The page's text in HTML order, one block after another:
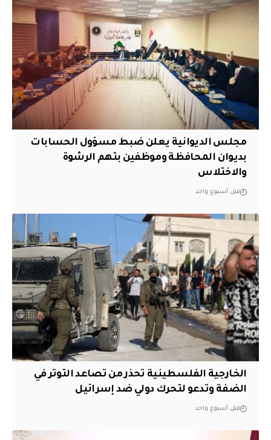
مجلس الديوانية يعلن ضبط مسؤول الحسابات
بديوان المحافظة وموظفين بتهم الرشوة
والاختلاس
قبل أسبوع واحد
الخارجية الفلسطينية تحذر من تصاعد التوتر في
الضفة وتدعو لتحرك دولي ضد إسرائيل
قبل أسبوع واحد